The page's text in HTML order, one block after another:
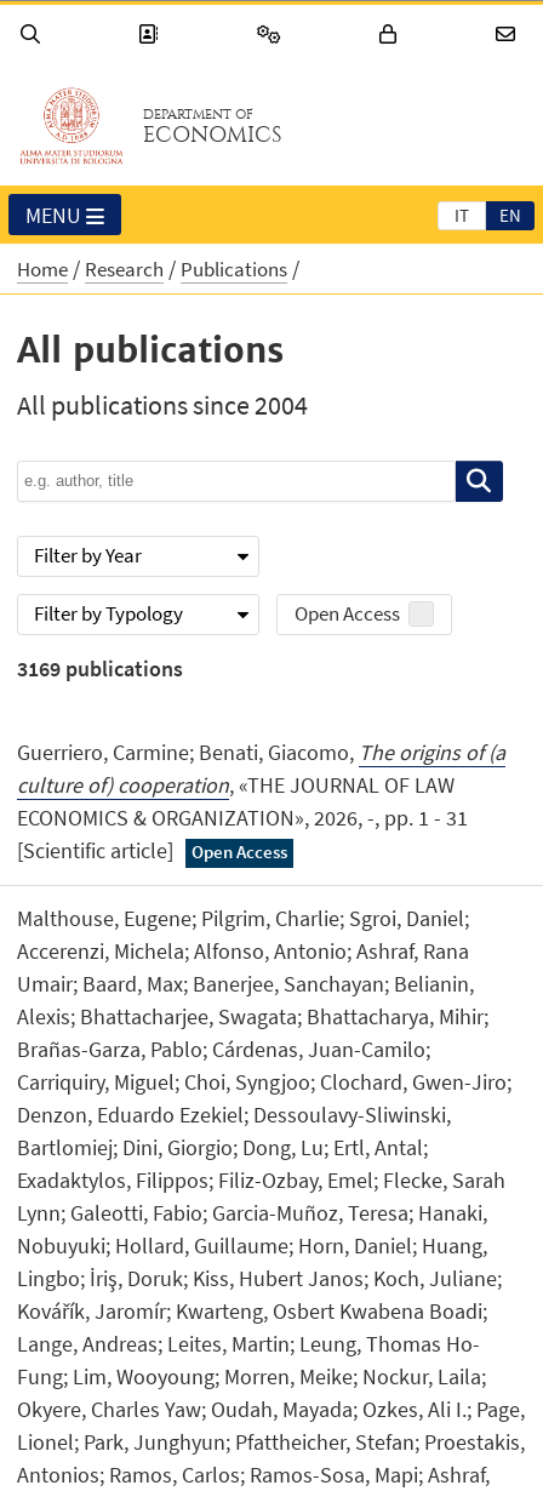
DEPARTMENT OF
ECONOMICS
IT EN
MENU
Home Research Publications
All publications
All publications since 2004
Filter by Year
Filter by Typology Open Access
3169 publications
Guerriero, Carmine; Benati, Giacomo, The origins of (a
culture of) cooperation, «THE JOURNAL OF LAW
ECONOMICS & ORGANIZATION», 2026, -, pp. 1 - 31
[Scientific article]
Open Access
Malthouse, Eugene; Pilgrim, Charlie; Sgroi, Daniel;
Accerenzi, Michela; Alfonso, Antonio; Ashraf, Rana
Umair; Baard, Max; Banerjee, Sanchayan; Belianin,
Alexis; Bhattacharjee, Swagata; Bhattacharya, Mihir;
Brañas-Garza, Pablo; Cárdenas, Juan-Camilo;
Carriquiry, Miguel; Choi, Syngjoo; Clochard, Gwen-Jiro;
Denzon, Eduardo Ezekiel; Dessoulavy-Sliwinski,
Bartlomiej; Dini, Giorgio; Dong, Lu; Ertl, Antal;
Exadaktylos, Filippos; Filiz-Ozbay, Emel; Flecke, Sarah
Lynn; Galeotti, Fabio; Garcia-Muñoz, Teresa; Hanaki,
Nobuyuki; Hollard, Guillaume; Horn, Daniel; Huang,
Lingbo; İriş, Doruk; Kiss, Hubert Janos; Koch, Juliane;
Kovářík, Jaromír; Kwarteng, Osbert Kwabena Boadi;
Lange, Andreas; Leites, Martin; Leung, Thomas Ho-
Fung; Lim, Wooyoung; Morren, Meike; Nockur, Laila;
Okyere, Charles Yaw; Oudah, Mayada; Ozkes, Ali I.; Page,
Lionel; Park, Junghyun; Pfattheicher, Stefan; Proestakis,
Antonios; Ramos, Carlos; Ramos-Sosa, Mapi; Ashraf,